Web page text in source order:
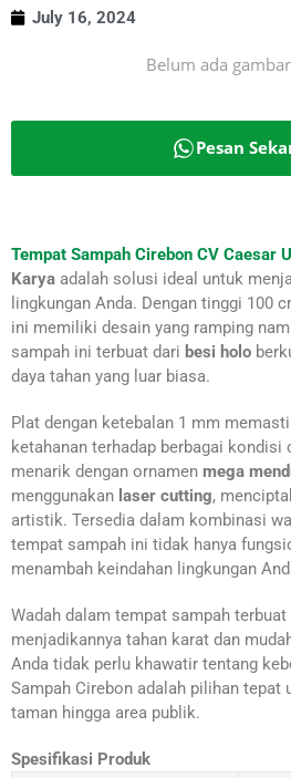
July 16, 2024
Belum ada
Pesan
Tempat Sampah Cirebon CV Caesar
Karya adalah solusi ideal untuk
lingkungan Anda. Dengan tinggi 100
ini memiliki desain yang ramping
sampah ini terbuat dari besi holo
daya tahan yang luar biasa.
Plat dengan ketebalan 1 mm
ketahanan terhadap berbagai kondisi
menarik dengan ornamen mega
menggunakan laser cutting,
artistik. Tersedia dalam kombinasi
tempat sampah ini tidak hanya
menambah keindahan lingkungan
Wadah dalam tempat sampah terbuat
menjadikannya tahan karat dan
Anda tidak perlu khawatir tentang
Sampah Cirebon adalah pilihan tepat
taman hingga area publik.
Spesifikasi Produk